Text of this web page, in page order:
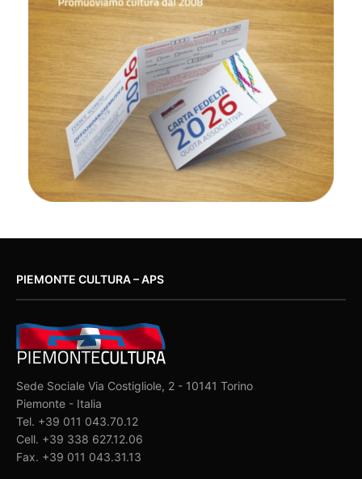
PIEMONTE CULTURA – APS
Sede Sociale Via Costigliole, 2 - 10141 Torino
Piemonte - Italia
Tel. +39 011 043.70.12
Cell. +39 338 627.12.06
Fax. +39 011 043.31.13